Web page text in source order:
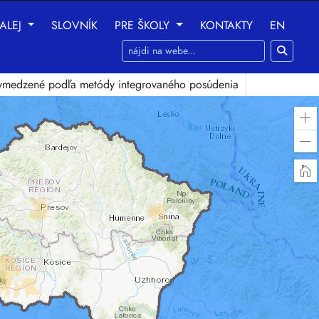
na nasledujúce účely:na umožnenie základnej
marketingových interakcií,na
SLOVNÍK PRE ŠKOLY KONTAKTY EN
podľa metódy integrovaného posúdenia